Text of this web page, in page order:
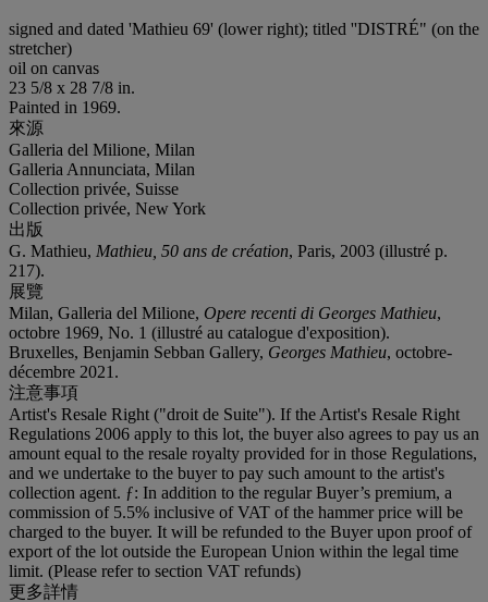
signed and dated 'Mathieu 69' (lower right); titled ''DISTRÉ" (on the
stretcher)
oil on canvas
23 5/8 x 28 7/8 in.
Painted in 1969.
來源
Galleria del Milione, Milan
Galleria Annunciata, Milan
Collection privée, Suisse
Collection privée, New York
出版
G. Mathieu, Mathieu, 50 ans de création, Paris, 2003 (illustré p.
217).
展覽
Milan, Galleria del Milione, Opere recenti di Georges Mathieu,
octobre 1969, No. 1 (illustré au catalogue d'exposition).
Bruxelles, Benjamin Sebban Gallery, Georges Mathieu, octobre-
décembre 2021.
注意事項
Artist's Resale Right ("droit de Suite"). If the Artist's Resale Right
Regulations 2006 apply to this lot, the buyer also agrees to pay us an
amount equal to the resale royalty provided for in those Regulations,
and we undertake to the buyer to pay such amount to the artist's
collection agent. ƒ: In addition to the regular Buyer’s premium, a
commission of 5.5% inclusive of VAT of the hammer price will be
charged to the buyer. It will be refunded to the Buyer upon proof of
export of the lot outside the European Union within the legal time
limit. (Please refer to section VAT refunds)
更多詳情